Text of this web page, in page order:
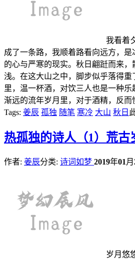
我看着
成了一条路，我顺着路看向远方，
的心与严寒的现实。秋日翩跹而来
浅。在这大山之中，脚步似乎落得
里，温一杯酒，对饮三人也是一种
渐远的流年岁月里，对于酒精，反而
Tags: 姜辰 孤独 随笔 寒冷 大山 秋日
热孤独的诗人（1）荒古
作者: 姜辰分类: 诗词如梦 2019年01 月
岁月悠